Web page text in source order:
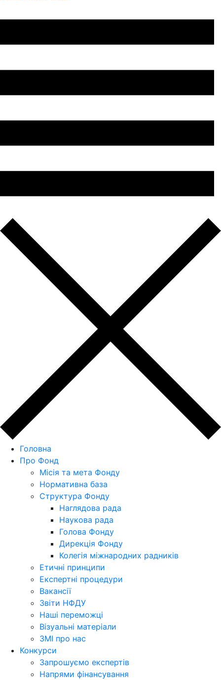
Головна
Про Фонд
Місія та мета Фонду
Нормативна база
Структура Фонду
Наглядова рада
Наукова рада
Голова Фонду
Дирекція Фонду
Колегія міжнародних радників
Етичні принципи
Експертні процедури
Вакансії
Звіти НФДУ
Наші переможці
Візуальні матеріали
ЗМІ про нас
Конкурси
Запрошуємо експертів
Напрями фінансування